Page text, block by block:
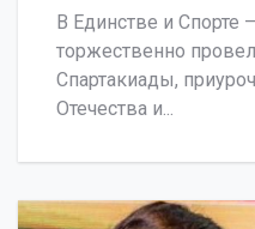
В Единстве и
торжественно
Спартакиады,
Отечества и...